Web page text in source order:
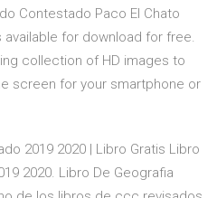
Contestado Paco El Chato
for download for free.
collection of HD images to
screen for your smartphone or
2019 2020 | Libro Gratis Libro
2020. Libro De Geografia